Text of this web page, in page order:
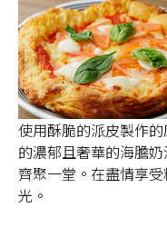
使用酥脆的派皮製作
的濃郁且奢華的海膽
齊聚一堂。在盡情享
光。